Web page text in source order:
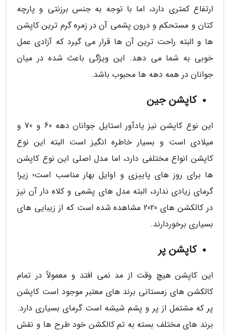
ارتفاع کمتری دارد، اما با توجه به جنس برزنتی و پارچه
کتان و مستحکم و درون پشمی آن در زمره گرم ترین کاپشن
ها و البته راحت ترین آن ها قرار می گیرد که آزادی عمل
خوبی به شما می دهد. این ویژگی باعث شده در میان
جوانان در همه دهه ها محبوب باشد.
کاپشن جین
این نوع کاپشن نیز یادآور استایل جوانان دهه 60 و 70 و
میلادی است و بسیار خاطره انگیز است البته این نوع
کاپشن انواع مختلفی دارد، اما مدل اصلی این نوع کاپشن
ها برای روز های پاییزی و اوایل بهار مناسب است؛ زیرا
گرمای زیادی ندارد، البته مدل های پشمی و کلاه دار آن نیز
در کالکشن های 2020 مشاهده شده است که از زیبایی های
بسیاری برخوردارند.
کاپشن پر
این کاپشن هیچ وقت از مد نمی افتد و معمولاً در تمام
کالکشن های زمستانی برند های معتبر موجود است کاپشن
پر که مشتمل از پر و پشم شیشه است گرمای بسیاری دارد.
برند های مختلف بسته به تم کالکشن خود طرح ها و نقش